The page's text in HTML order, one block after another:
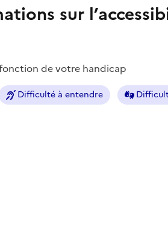
sur
de votre handicap
Difficulté à entendre